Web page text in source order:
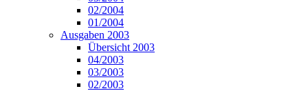
02/2004
01/2004
Ausgaben 2003
Übersicht 2003
04/2003
03/2003
02/2003